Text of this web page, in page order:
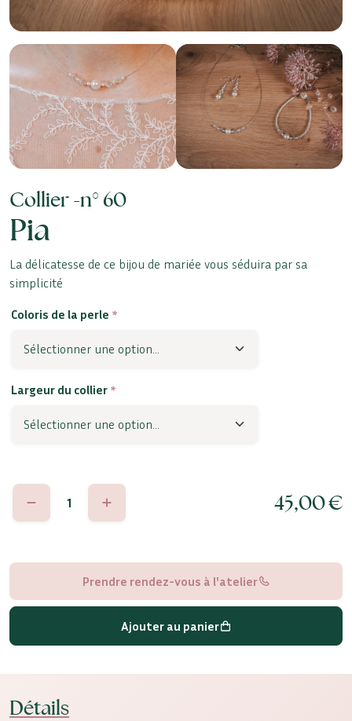
Collier -n° 60
Pia
La délicatesse de ce bijou de mariée vous séduira par sa
simplicité
Coloris de la perle *
Largeur du collier *
quantité
45,00€
Prendre rendez-vous à l'atelier
Ajouter au panier
Détails